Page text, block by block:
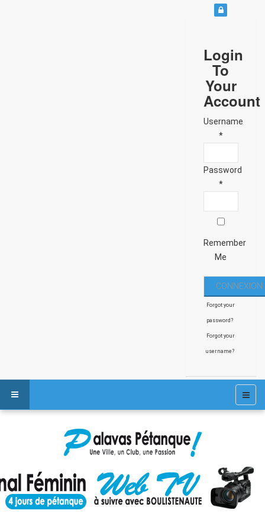
Login
To
Your
Account
Username
*
Password
*
Remember
Me
Forgot your
password?
Forgot your
username?